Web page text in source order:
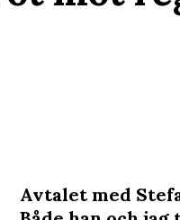
Avtalet med